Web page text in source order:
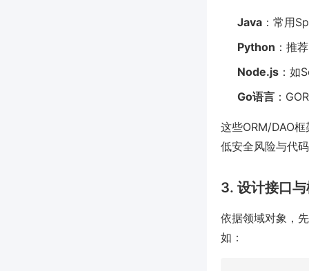
Java ：常用
Python ：推
Node.js ：如
Go语言 ：
这些ORM/DAO
低安全风险与代
3. 设计接口
依据领域对象，
如：